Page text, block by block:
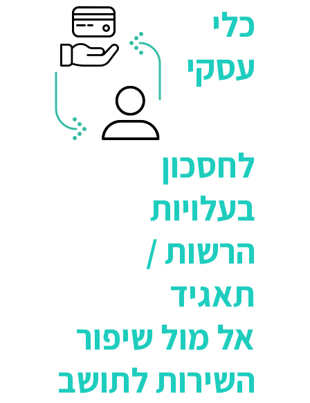
מיתוג הרשות/ תאגיד כמוביל/ה
בתחומה/ו
חלון ראווה דינמי ושיווקי, לקידום
כלי
עסקי
לחסכון
בעלויות
הרשות /
תאגיד
אל מול שיפור
השירות לתושב